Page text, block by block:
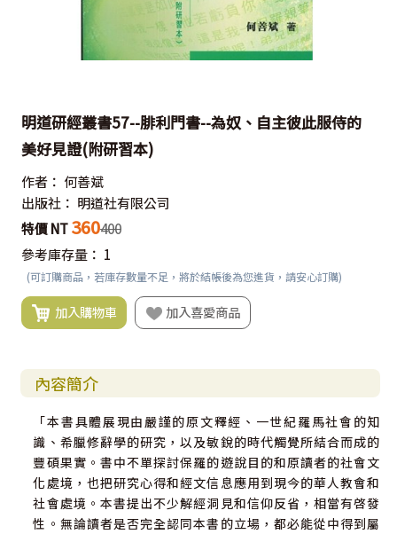
明道研經叢書57--腓利門書--為奴、自主彼此服侍的
美好見證(附研習本)
作者： 何善斌
出版社： 明道社有限公司
特價 NT 360400
參考庫存量： 1
(可訂購商品，若庫存數量不足，將於結帳後為您進貨，請安心訂購)
加入購物車 加入喜愛商品
內容簡介
「本書具體展現由嚴謹的原文釋經、一世紀羅馬社會的知
識、希臘修辭學的研究，以及敏銳的時代觸覺所結合而成的
豐碩果實。書中不單探討保羅的遊說目的和原讀者的社會文
化處境，也把研究心得和經文信息應用到現今的華人教會和
社會處境。本書提出不少解經洞見和信仰反省，相當有啓發
性。無論讀者是否完全認同本書的立場，都必能從中得到屬